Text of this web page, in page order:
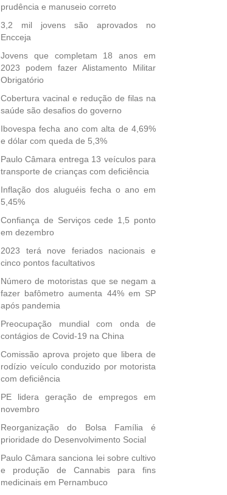
prudência e manuseio correto
3,2 mil jovens são aprovados no
Encceja
Jovens que completam 18 anos em
2023 podem fazer Alistamento Militar
Obrigatório
Cobertura vacinal e redução de filas na
saúde são desafios do governo
Ibovespa fecha ano com alta de 4,69%
e dólar com queda de 5,3%
Paulo Câmara entrega 13 veículos para
transporte de crianças com deficiência
Inflação dos aluguéis fecha o ano em
5,45%
Confiança de Serviços cede 1,5 ponto
em dezembro
2023 terá nove feriados nacionais e
cinco pontos facultativos
Número de motoristas que se negam a
fazer bafômetro aumenta 44% em SP
após pandemia
Preocupação mundial com onda de
contágios de Covid-19 na China
Comissão aprova projeto que libera de
rodízio veículo conduzido por motorista
com deficiência
PE lidera geração de empregos em
novembro
Reorganização do Bolsa Família é
prioridade do Desenvolvimento Social
Paulo Câmara sanciona lei sobre cultivo
e produção de Cannabis para fins
medicinais em Pernambuco